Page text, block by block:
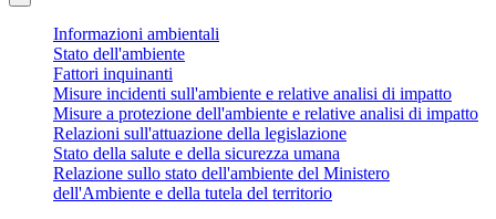
Informazioni ambientali
Stato dell'ambiente
Fattori inquinanti
Misure incidenti sull'ambiente e relative analisi di impatto
Misure a protezione dell'ambiente e relative analisi di impatto
Relazioni sull'attuazione della legislazione
Stato della salute e della sicurezza umana
Relazione sullo stato dell'ambiente del Ministero
dell'Ambiente e della tutela del territorio